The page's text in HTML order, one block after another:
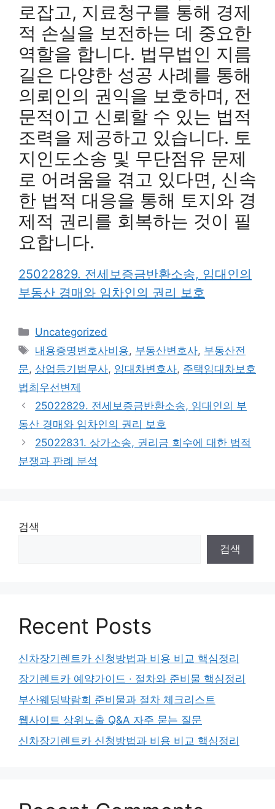
로잡고, 지료청구를 통해 경제
적 손실을 보전하는 데 중요한
역할을 합니다. 법무법인 지름
길은 다양한 성공 사례를 통해
의뢰인의 권익을 보호하며, 전
문적이고 신뢰할 수 있는 법적
조력을 제공하고 있습니다. 토
지인도소송 및 무단점유 문제
로 어려움을 겪고 있다면, 신속
한 법적 대응을 통해 토지와 경
제적 권리를 회복하는 것이 필
요합니다.
25022829. 전세보증금반환소송, 임대인의
부동산 경매와 임차인의 권리 보호
카
테
고
리
Uncategorized
태
그
내용증명변호사비용, 부동산변호사, 부동산전
문, 상업등기법무사, 임대차변호사, 주택임대차보호
법최우선변제
25022829. 전세보증금반환소송, 임대인의 부
동산 경매와 임차인의 권리 보호
25022831. 상가소송, 권리금 회수에 대한 법적
분쟁과 판례 분석
검색
검색
Recent Posts
신차장기렌트카 신청방법과 비용 비교 핵심정리
장기렌트카 예약가이드 · 절차와 준비물 핵심정리
부산웨딩박람회 준비물과 절차 체크리스트
웹사이트 상위노출 Q&A 자주 묻는 질문
신차장기렌트카 신청방법과 비용 비교 핵심정리